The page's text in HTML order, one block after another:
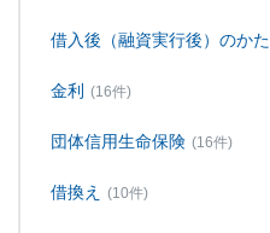
借入後（融資実行後）のかた
金利 (16件)
団体信用生命保険 (16件)
借換え (10件)